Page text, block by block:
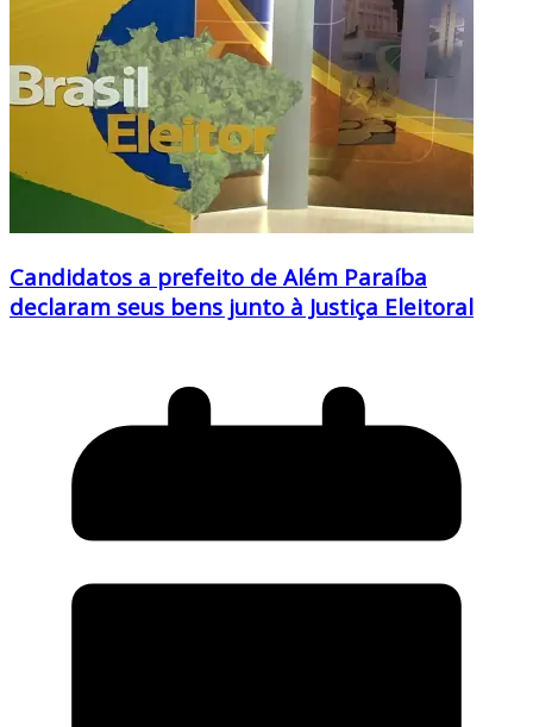
Candidatos a prefeito de Além Paraíba
declaram seus bens junto à Justiça Eleitoral